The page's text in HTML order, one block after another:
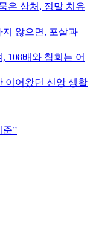
은 상처, 정말 치유
지 않으면, 포살과
108배와 참회는 어
이어왔던 신앙 생활
준”